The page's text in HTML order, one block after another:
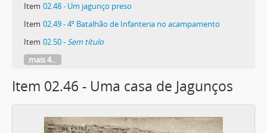
Item 02.48 - Um jagunço preso
Item 02.49 - 4º Batalhão de Infanteria no acampamento
Item 02.50 -Sem título
mais 4...
Item 02.46 - Uma casa de Jagunços